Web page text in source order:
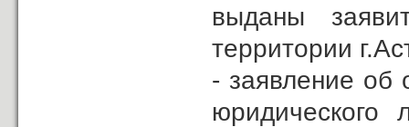
выданы
территории
- заявление об
юридического